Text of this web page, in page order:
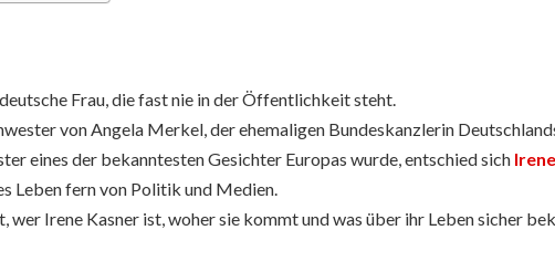
Frau, die fast nie in der Öffentlichkeit steht.
von Angela Merkel, der ehemaligen Bundeskanzlerin
eines der bekanntesten Gesichter Europas wurde, entschied sich Irene
Leben fern von Politik und Medien.
Irene Kasner ist, woher sie kommt und was über ihr Leben sicher